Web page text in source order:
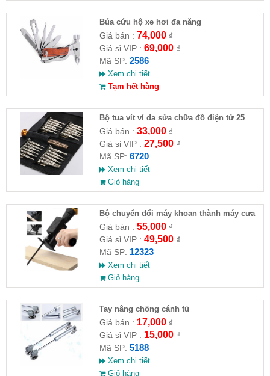
Búa cứu hộ xe hơi đa năng
Giá bán : 74,000₫
Giá sỉ VIP : 69,000₫
Mã SP: 2586
Xem chi tiết
Tạm hết hàng
Bộ tua vít ví da sửa chữa đồ điện tử 25
đầu ( HĐ )
Giá bán : 33,000₫
Giá sỉ VIP : 27,500₫
Mã SP: 6720
Xem chi tiết
Giỏ hàng
Bộ chuyển đổi máy khoan thành máy cưa
(loại thường)( HĐ )
Giá bán : 55,000₫
Giá sỉ VIP : 49,500₫
Mã SP: 12323
Xem chi tiết
Giỏ hàng
Tay nâng chống cánh tủ
Giá bán : 17,000₫
Giá sỉ VIP : 15,000₫
Mã SP: 5188
Xem chi tiết
Giỏ hàng